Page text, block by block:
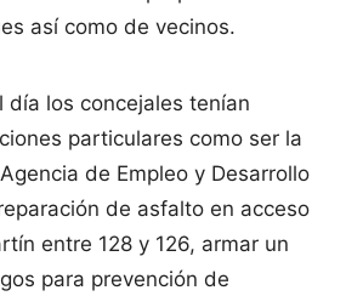
así como de vecinos.
día los concejales tenían
particulares como ser la
de Empleo y Desarrollo
de asfalto en acceso
entre 128 y 126, armar un
para prevención de